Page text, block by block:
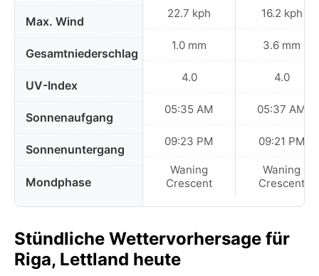
Max. Wind
Gesamtniederschlag
UV-Index
Sonnenaufgang
Sonnenuntergang
Mondphase
22.7 kph
1.0 mm
4.0
05:35 AM
09:23 PM
Waning
Crescent
16.2 kph
3.6 mm
4.0
05:37 AM
09:21 PM
Waning
Crescent
Stündliche Wettervorhersage für
Riga, Lettland heute